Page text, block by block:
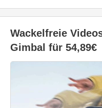
Wackelfreie
Gimbal für 54,89€